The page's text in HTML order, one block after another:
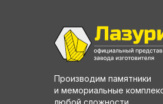
Производим памятники
и мемориальные